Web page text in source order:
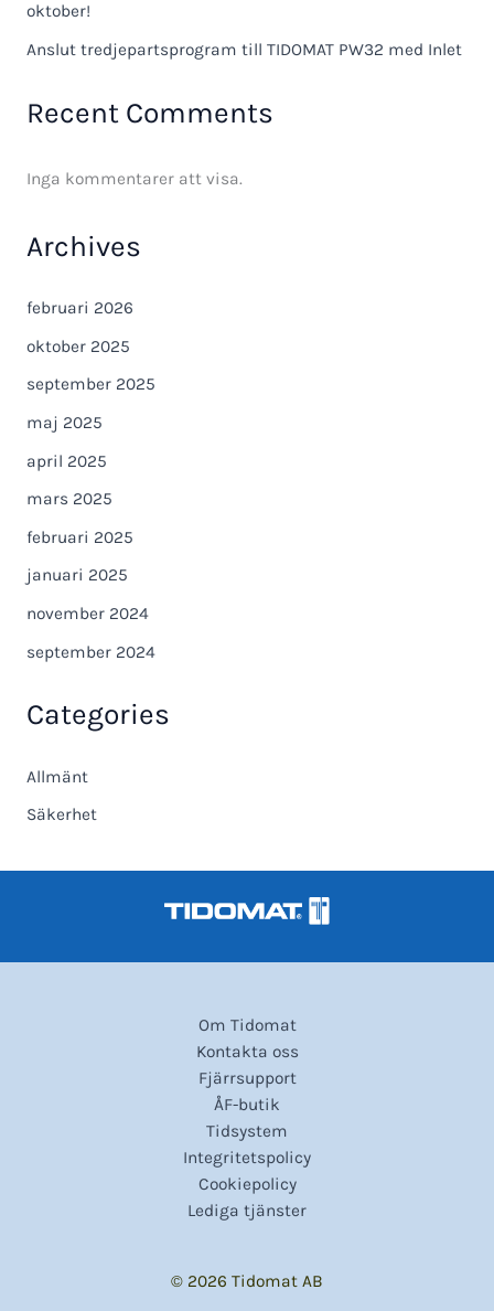
oktober!
Anslut tredjepartsprogram till TIDOMAT PW32 med Inlet
Recent Comments
Inga kommentarer att visa.
Archives
februari 2026
oktober 2025
september 2025
maj 2025
april 2025
mars 2025
februari 2025
januari 2025
november 2024
september 2024
Categories
Allmänt
Säkerhet
Om Tidomat
Kontakta oss
Fjärrsupport
ÅF-butik
Tidsystem
Integritetspolicy
Cookiepolicy
Lediga tjänster
© 2026 Tidomat AB